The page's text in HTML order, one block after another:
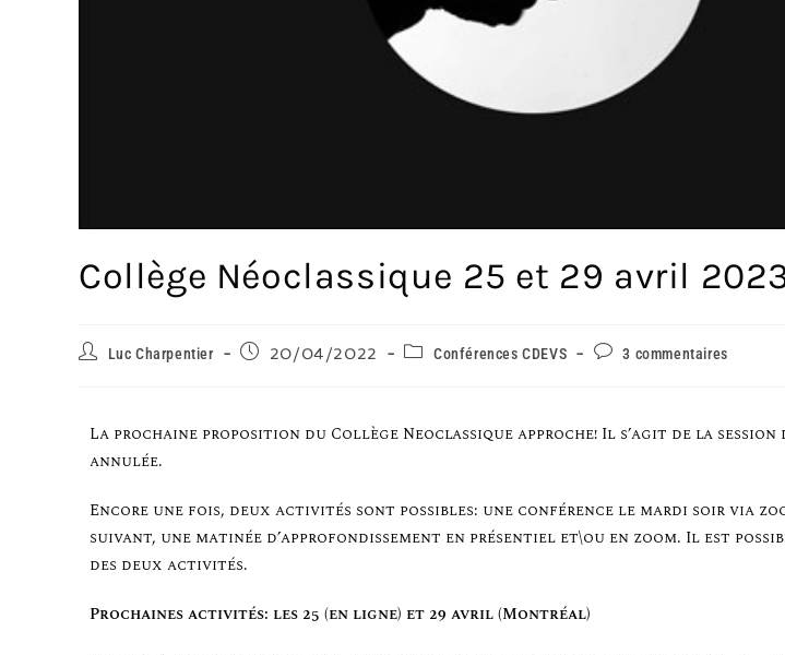
Collège Néoclassique 25 et 29 avril
Luc Charpentier 20/04/2022 Conférences CDEVS 3 commentaires
La prochaine proposition du Collège Neoclassique approche! Il s’agit de la
annulée.
Encore une fois, deux activités sont possibles: une conférence le mardi soir via
suivant, une matinée d’approfondissement en présentiel et\ou en zoom. Il est
des deux activités.
Prochaines activités: les 25 (en ligne) et 29 avril (Montréal)